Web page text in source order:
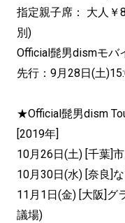
指定親子席： 大人￥
別)
Official髭男dismモバ
先行：9月28日(土
★Official髭男dism
[2019年]
10月26日(土) [千葉]
10月30日(水) [奈良]
11月1日(金) [大阪]グ
議場)